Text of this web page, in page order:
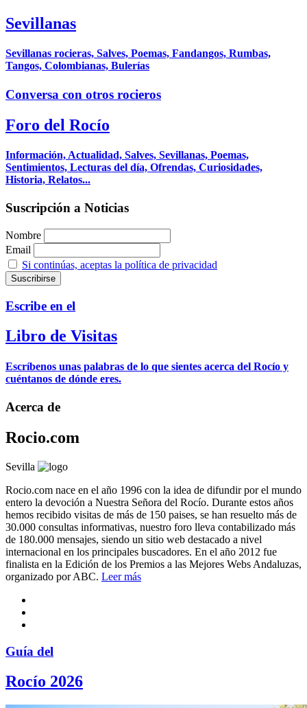
Sevillanas
Sevillanas rocieras, Salves, Poemas, Fandangos, Rumbas,
Tangos, Colombianas, Bulerías
Conversa con otros rocieros
Foro del Rocío
Información, Actualidad, Salves, Sevillanas, Poemas,
Sentimientos, Lecturas del día, Ofrendas, Curiosidades,
Historia, Relatos...
Suscripción a Noticias
Nombre
Email
Si continúas, aceptas la política de privacidad
Escribe en el
Libro de Visitas
Escríbenos unas palabras de lo que sientes acerca del Rocío y
cuéntanos de dónde eres.
Acerca de
Rocio.com
Sevilla
Rocio.com nace en el año 1996 con la idea de difundir por el mundo
entero la devoción a Nuestra Señora del Rocío. Durante estos años
hemos recibido visitas de más de 150 paises, se han resuelto más de
30.000 consultas informativas, nuestro foro lleva contabilizado más
de 180.000 mensajes, siendo un sitio web destacado a nivel
internacional en los principales buscadores. En el año 2012 fue
finalista en la Edición de los Premios a las Mejores Webs Andaluzas,
organizado por ABC. Leer más
Guía del
Rocío 2026